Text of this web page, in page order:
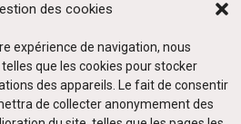
des cookies
expérience de navigation, nous
que les cookies pour stocker
des appareils. Le fait de consentir
de collecter anonymement des